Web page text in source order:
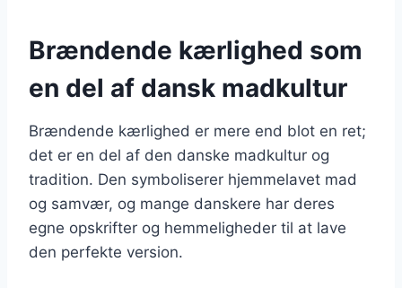
Brændende kærlighed som
en del af dansk madkultur
Brændende kærlighed er mere end blot en ret;
det er en del af den danske madkultur og
tradition. Den symboliserer hjemmelavet mad
og samvær, og mange danskere har deres
egne opskrifter og hemmeligheder til at lave
den perfekte version.